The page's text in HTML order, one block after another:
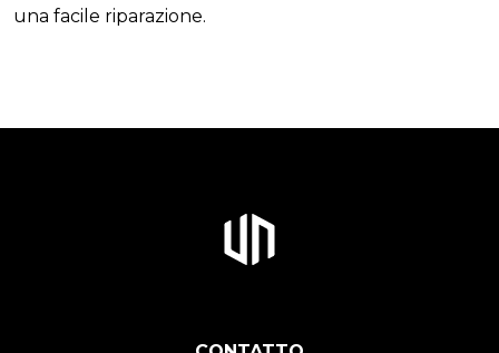
una facile riparazione.